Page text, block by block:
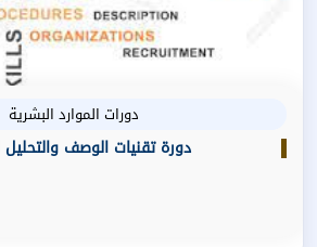
دورات الموارد البشرية
دورة تقنيات الوصف